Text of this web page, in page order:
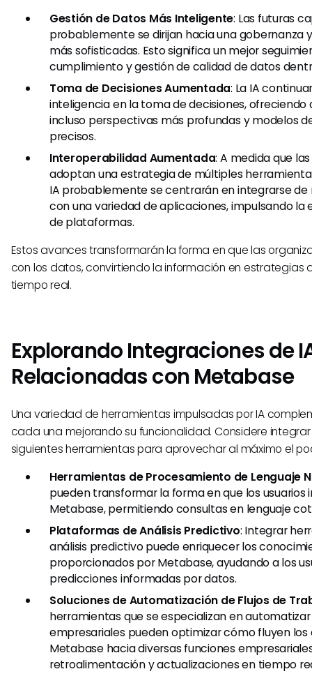
Gestión de Datos Más Inteligente: Las futuras
probablemente se dirijan hacia una gobernanza
más sofisticadas. Esto significa un mejor
cumplimiento y gestión de calidad de datos
Toma de Decisiones Aumentada: La IA
inteligencia en la toma de decisiones, ofreciendo
incluso perspectivas más profundas y modelos
precisos.
Interoperabilidad Aumentada: A medida que
adoptan una estrategia de múltiples
IA probablemente se centrarán en integrarse de
con una variedad de aplicaciones, impulsando la
de plataformas.
Estos avances transformarán la forma en que las
con los datos, convirtiendo la información en estrategias
tiempo real.
Explorando Integraciones de
Relacionadas con Metabase
Una variedad de herramientas impulsadas por IA
cada una mejorando su funcionalidad. Considere
siguientes herramientas para aprovechar al máximo el
Herramientas de Procesamiento de Lenguaje
pueden transformar la forma en que los
Metabase, permitiendo consultas en lenguaje
Plataformas de Análisis Predictivo: Integrar
análisis predictivo puede enriquecer los
proporcionados por Metabase, ayudando a los
predicciones informadas por datos.
Soluciones de Automatización de Flujos de
herramientas que se especializan en
empresariales pueden optimizar cómo fluyen los
Metabase hacia diversas funciones
retroalimentación y actualizaciones en tiempo